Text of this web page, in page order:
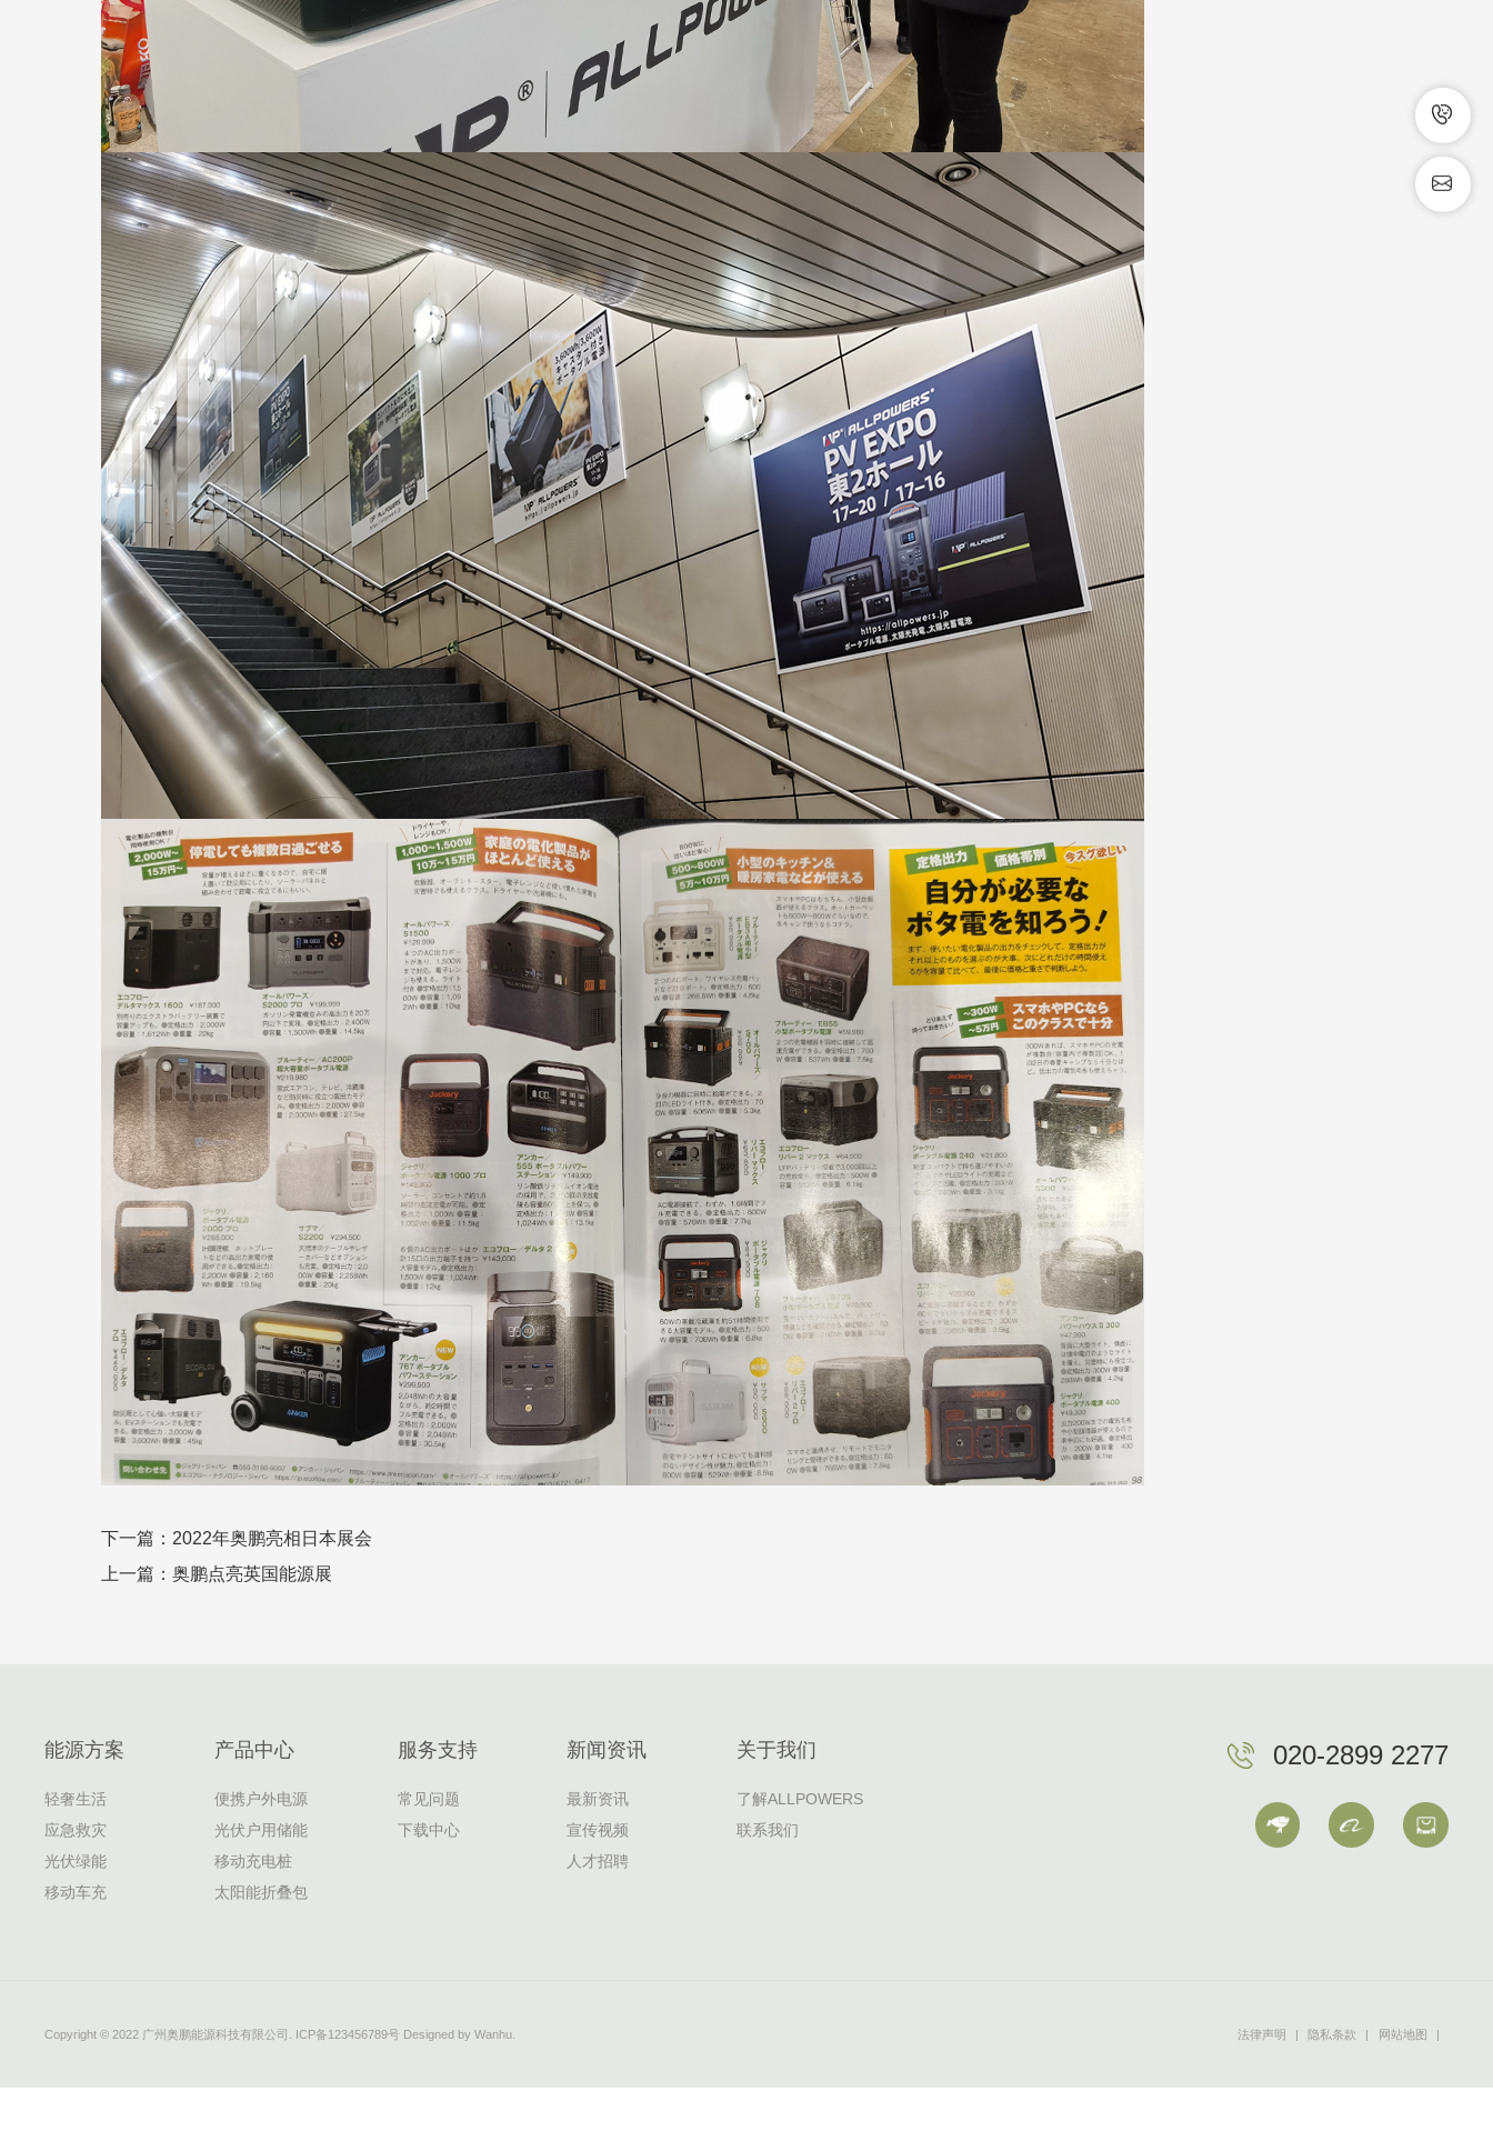
下一篇：2022年奥鹏亮相日本展会
上一篇：奥鹏点亮英国能源展
能源方案
轻奢生活
应急救灾
光伏绿能
移动车充
产品中心
便携户外电源
光伏户用储能
移动充电桩
太阳能折叠包
服务支持
常见问题
下载中心
新闻资讯
最新资讯
宣传视频
人才招聘
关于我们
了解ALLPOWERS
联系我们
020-2899 2277
Copyright © 2022 广州奥鹏能源科技有限公司. ICP备123456789号 Designed byWanhu. 法律声明 | 隐私条款 | 网站地图 |